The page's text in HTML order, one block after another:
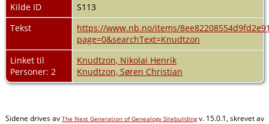
Kilde ID
S113
Tekst
https://www.nb.no/items/
page=0&searchText=Knudtzon
Linket til
Personer: 2
Knudtzon, Nikolai Henrik
Knudtzon, Søren Christian
Sidene drives av The Next Generation of Genealogy Sitebuildingv. 15.0.1, skrevet av